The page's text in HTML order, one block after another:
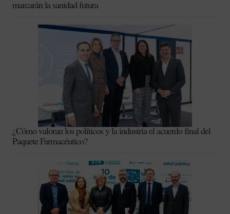
marcarán la sanidad futura
¿Cómo valoran los políticos y la industria el acuerdo final del
Paquete Farmacéutico?